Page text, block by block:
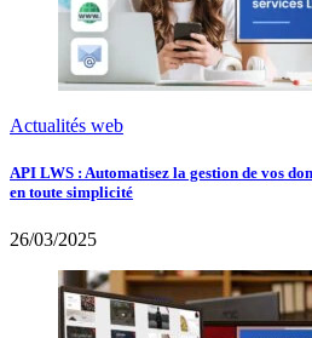
Actualités web
API LWS : Automatisez la gestion de vos
en toute simplicité
26/03/2025